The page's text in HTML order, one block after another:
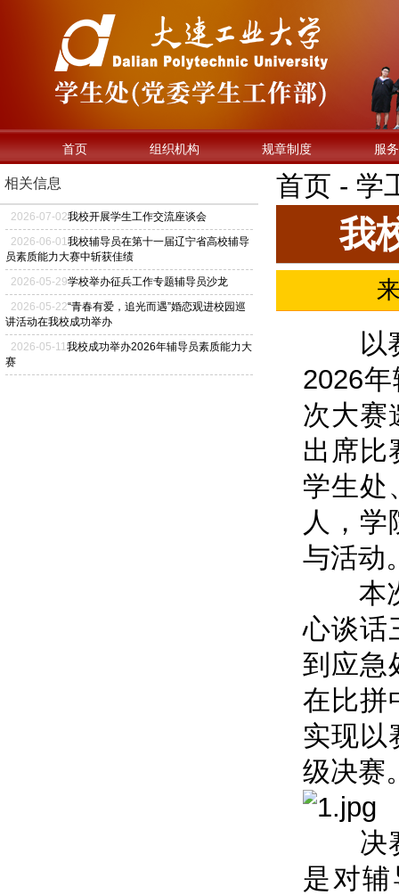
首页 组织机构 规章制度 服
相关信息
2026-07-02我校开展学生工作交流座谈会
2026-06-01我校辅导员在第十一届辽宁省高校辅导
员素质能力大赛中斩获佳绩
2026-05-29学校举办征兵工作专题辅导员沙龙
2026-05-22“青春有爱，追光而遇”婚恋观进校园巡
讲活动在我校成功举办
2026-05-11我校成功举办2026年辅导员素质能力大
赛
首页 - 学
我
以赛
2026
次大赛
出席比
学生处
人，
与活动
本次
心谈话
到应急
在比拼
实现以
级决赛
决赛
是对